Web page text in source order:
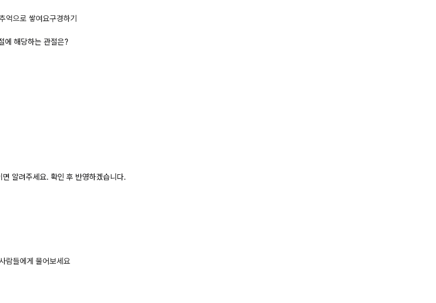
있으며, 슬관절과 주관절에 해당하는 관절은? 상세 페이지
억으로 쌓여요구경하기
에 해당하는 관절은?
알려주세요. 확인 후 반영하겠습니다.
람들에게 물어보세요